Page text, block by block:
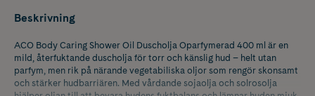
Beskrivning
ACO Body Caring Shower Oil Duscholja Oparfymerad 400 ml är en
mild, återfuktande duscholja för torr och känslig hud – helt utan
parfym, men rik på närande vegetabiliska oljor som rengör skonsamt
och stärker hudbarriären. Med vårdande sojaolja och solrosolja